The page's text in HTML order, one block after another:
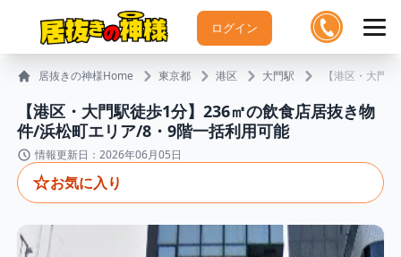
ログイン
居抜きの神様Home 東京都 港区 大門駅 【港区・大門
【港区・大門駅徒歩1分】236㎡の飲食店居抜き物
件/浜松町エリア/8・9階一括利用可能
情報更新日：2026年06月05日
☆お気に入り